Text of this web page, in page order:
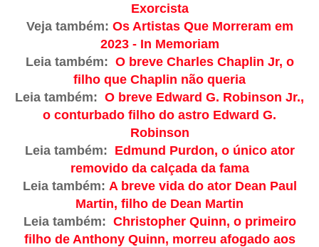
Exorcista
Veja também: Os Artistas Que Morreram em
2023 - In Memoriam
Leia também: O breve Charles Chaplin Jr, o
filho que Chaplin não queria
Leia também: O breve Edward G. Robinson Jr.,
o conturbado filho do astro Edward G.
Robinson
Leia também: Edmund Purdon, o único ator
removido da calçada da fama
Leia também: A breve vida do ator Dean Paul
Martin, filho de Dean Martin
Leia também: Christopher Quinn, o primeiro
filho de Anthony Quinn, morreu afogado aos